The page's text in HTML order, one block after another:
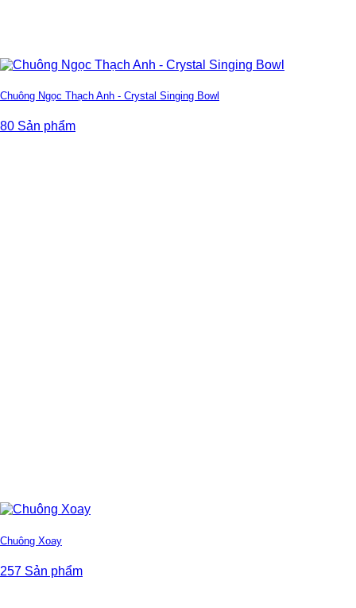
Chuông Ngọc Thạch Anh - Crystal Singing Bowl
80 Sản phẩm
Chuông Xoay
257 Sản phẩm